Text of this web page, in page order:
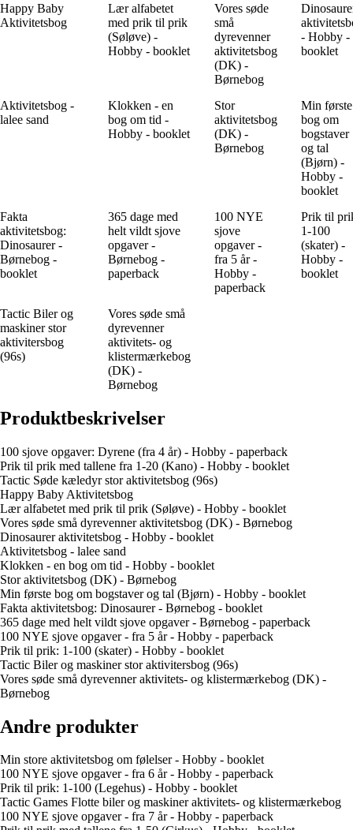
Happy Baby
Aktivitetsbog
Lær alfabetet
med prik til prik
(Søløve) -
Hobby - booklet
Vores søde
små
dyrevenner
aktivitetsbog
(DK) -
Børnebog
- Hobby -
booklet
Aktivitetsbog -
lalee sand
Klokken - en
bog om tid -
Hobby - booklet
Stor
aktivitetsbog
(DK) -
Børnebog
Min første
bog om
bogstaver
og tal
(Bjørn) -
Hobby -
booklet
Fakta
aktivitetsbog:
Dinosaurer -
Børnebog -
booklet
365 dage med
helt vildt sjove
opgaver -
Børnebog -
paperback
100 NYE
sjove
opgaver -
fra 5 år -
Hobby -
paperback
Prik til
1-100
(skater) -
Hobby -
booklet
Tactic Biler og
maskiner stor
aktivitersbog
(96s)
Vores søde små
dyrevenner
aktivitets- og
klistermærkebog
(DK) -
Børnebog
Produktbeskrivelser
100 sjove opgaver: Dyrene (fra 4 år) - Hobby - paperback
Prik til prik med tallene fra 1-20 (Kano) - Hobby - booklet
Tactic Søde kæledyr stor aktivitetsbog (96s)
Happy Baby Aktivitetsbog
Lær alfabetet med prik til prik (Søløve) - Hobby - booklet
Vores søde små dyrevenner aktivitetsbog (DK) - Børnebog
Dinosaurer aktivitetsbog - Hobby - booklet
Aktivitetsbog - lalee sand
Klokken - en bog om tid - Hobby - booklet
Stor aktivitetsbog (DK) - Børnebog
Min første bog om bogstaver og tal (Bjørn) - Hobby - booklet
Fakta aktivitetsbog: Dinosaurer - Børnebog - booklet
365 dage med helt vildt sjove opgaver - Børnebog - paperback
100 NYE sjove opgaver - fra 5 år - Hobby - paperback
Prik til prik: 1-100 (skater) - Hobby - booklet
Tactic Biler og maskiner stor aktivitersbog (96s)
Vores søde små dyrevenner aktivitets- og klistermærkebog (DK) -
Børnebog
Andre produkter
Min store aktivitetsbog om følelser - Hobby - booklet
100 NYE sjove opgaver - fra 6 år - Hobby - paperback
Prik til prik: 1-100 (Legehus) - Hobby - booklet
Tactic Games Flotte biler og maskiner aktivitets- og klistermærkebog
100 NYE sjove opgaver - fra 7 år - Hobby - paperback